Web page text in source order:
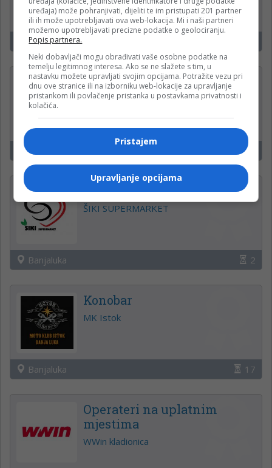
Banjaluka
Pomoćni radnik u kuhinji
Pekara i fastfood Marcello
Banjaluka 17
Više pozicija
ŠIKI SUPERMARKET
Banjaluka 2
Konobar
MK Istok
Banjaluka 17
Operateri na uplatnim
mjestima
WWin kladionica
uređaja) može pohranjivati, dijeliti te im pristupati 201 partner
ili ih može upotrebljavati ova web-lokacija. Mi i naši partneri
možemo upotrebljavati precizne podatke o geolociranju.
Popis partnera.
Neki dobavljači mogu obrađivati vaše osobne podatke na
temelju legitimnog interesa. Ako se ne slažete s tim, u
nastavku možete upravljati svojim opcijama. Potražite vezu pri
dnu ove stranice ili na izborniku web-lokacije za upravljanje
pristankom ili povlačenje pristanka u postavkama privatnosti i
kolačića.
Pristajem
Upravljanje opcijama